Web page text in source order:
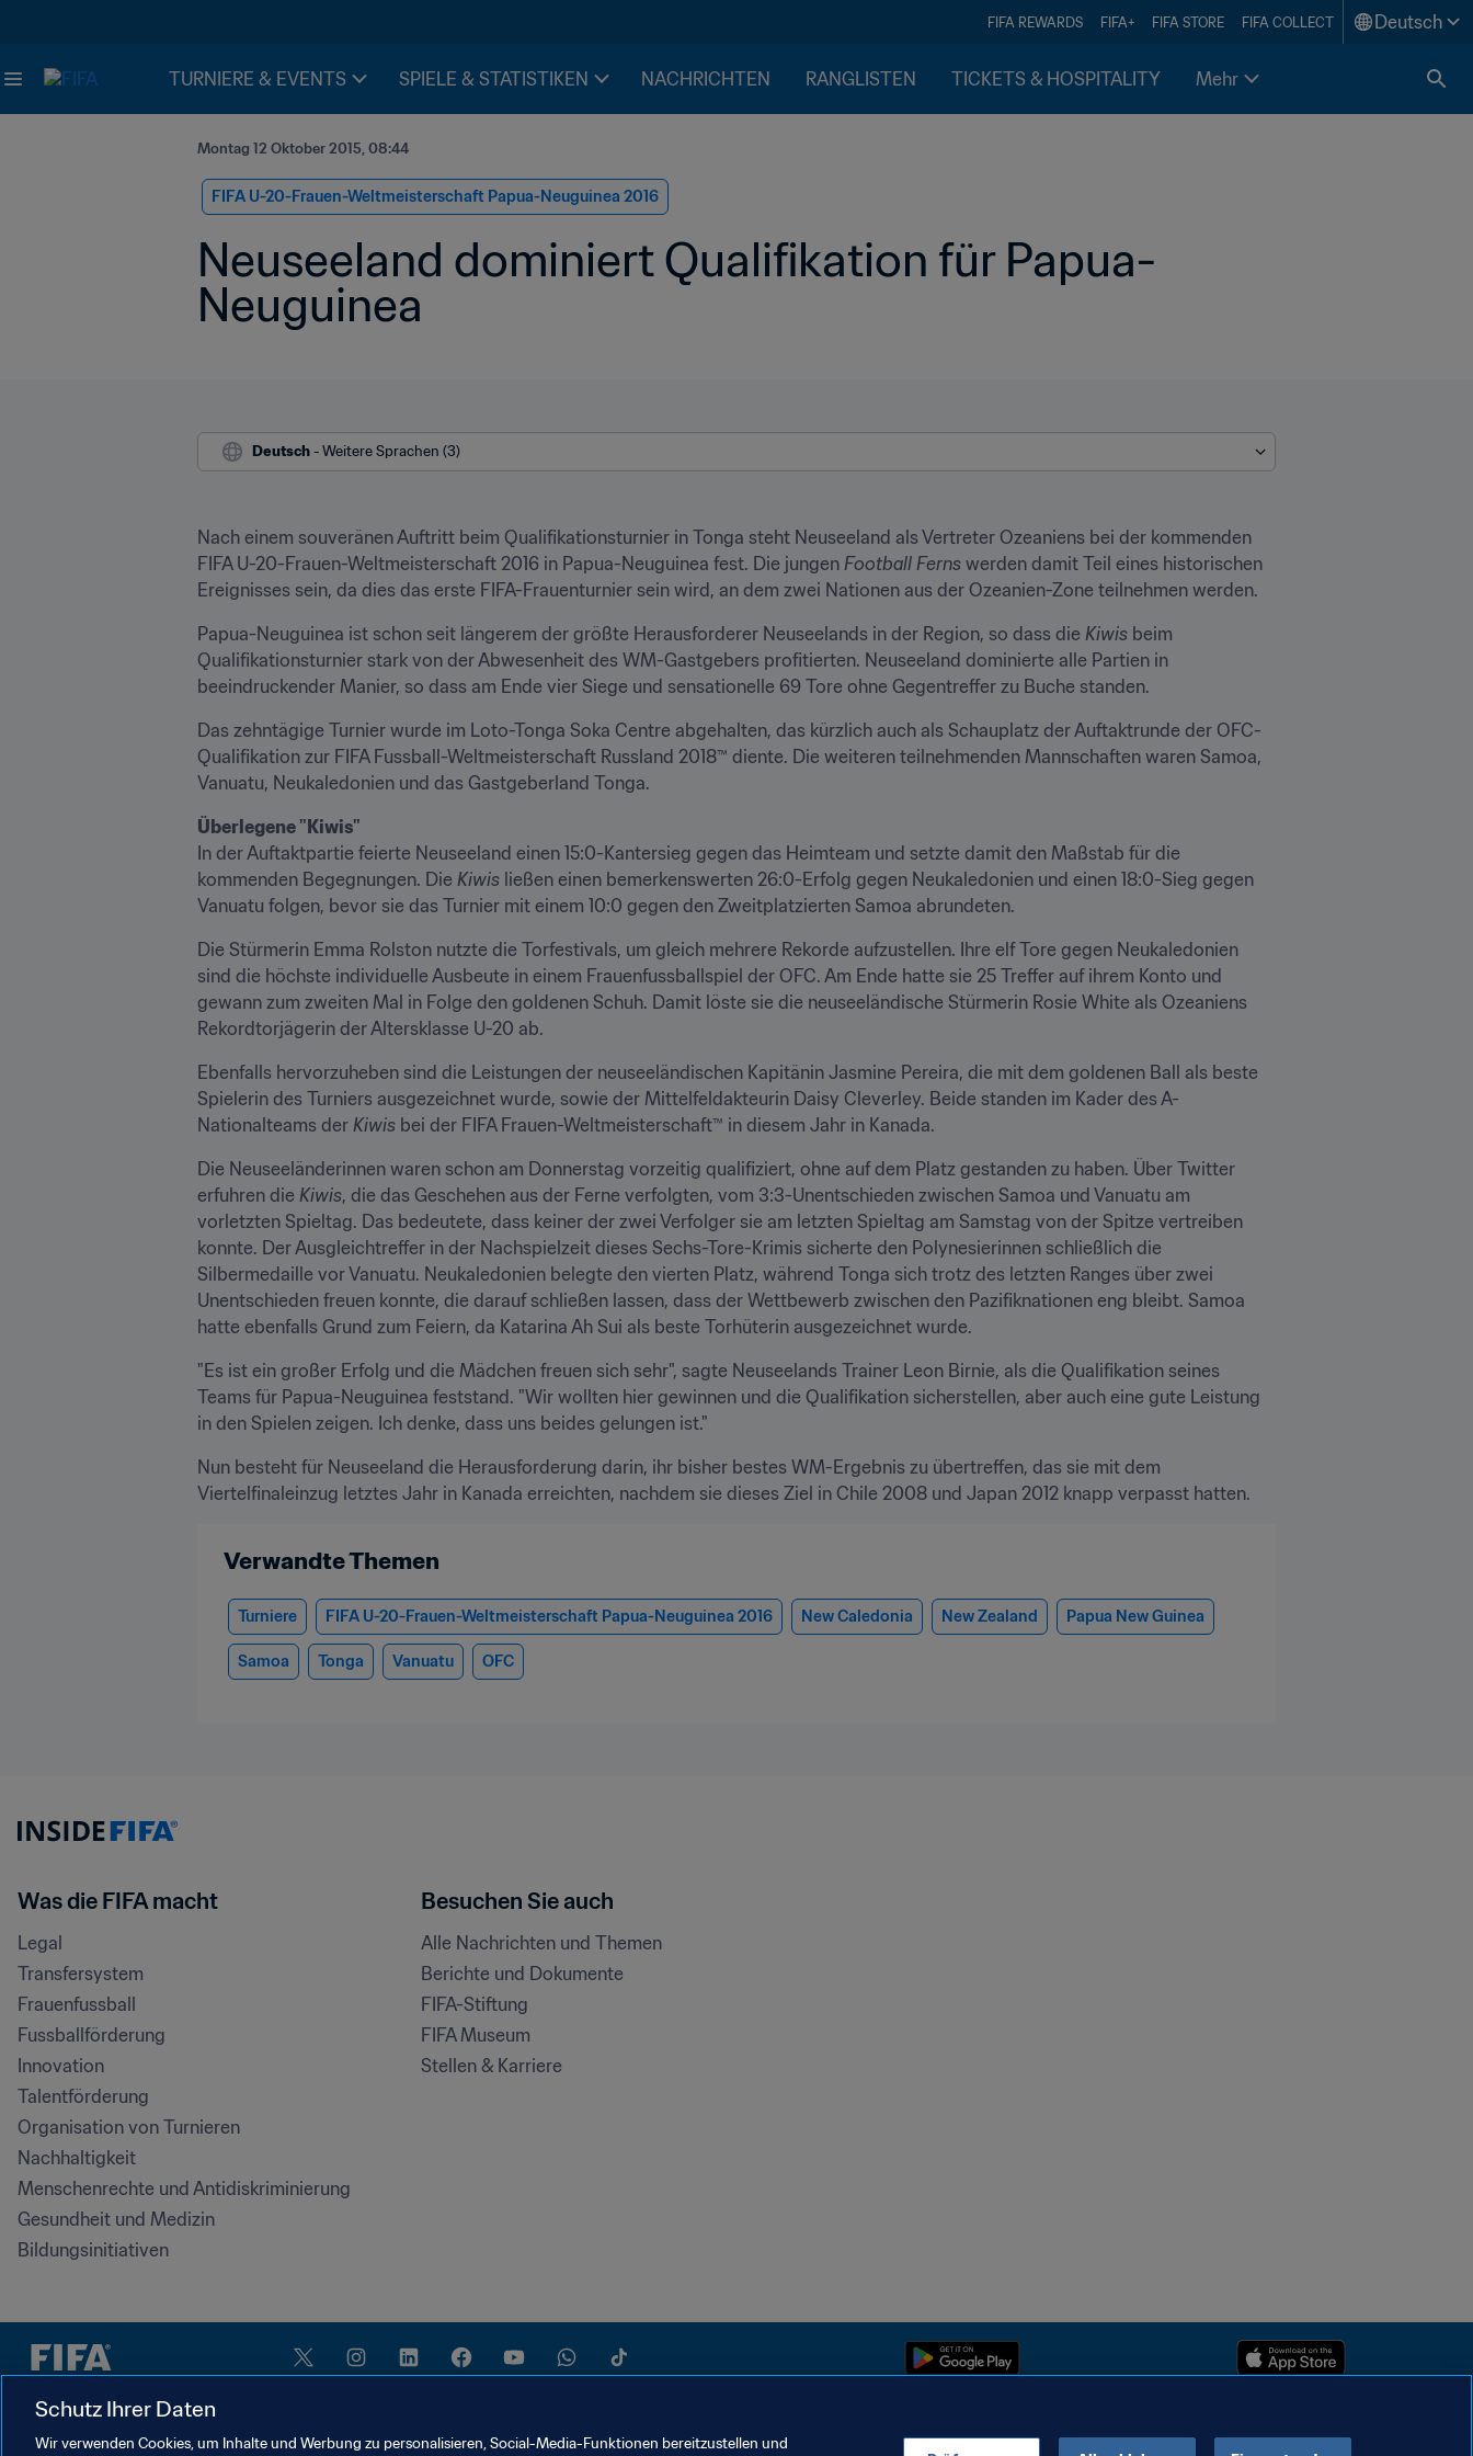
FIFA REWARDS FIFA+ FIFA STORE FIFA COLLECT Deutsch
TURNIERE & EVENTS SPIELE & STATISTIKEN NACHRICHTEN RANGLISTEN TICKETS & HOSPITALITY Mehr
Montag 12 Oktober 2015, 08:44
FIFA U-20-Frauen-Weltmeisterschaft Papua-Neuguinea 2016
Neuseeland dominiert Qualifikation für Papua-
Neuguinea
Deutsch - Weitere Sprachen (3)
Nach einem souveränen Auftritt beim Qualifikationsturnier in Tonga steht Neuseeland als Vertreter Ozeaniens bei der kommenden
FIFA U-20-Frauen-Weltmeisterschaft 2016 in Papua-Neuguinea fest. Die jungen Football Ferns werden damit Teil eines historischen
Ereignisses sein, da dies das erste FIFA-Frauenturnier sein wird, an dem zwei Nationen aus der Ozeanien-Zone teilnehmen werden.
Papua-Neuguinea ist schon seit längerem der größte Herausforderer Neuseelands in der Region, so dass die Kiwis beim
Qualifikationsturnier stark von der Abwesenheit des WM-Gastgebers profitierten. Neuseeland dominierte alle Partien in
beeindruckender Manier, so dass am Ende vier Siege und sensationelle 69 Tore ohne Gegentreffer zu Buche standen.
Das zehntägige Turnier wurde im Loto-Tonga Soka Centre abgehalten, das kürzlich auch als Schauplatz der Auftaktrunde der OFC-
Qualifikation zur FIFA Fussball-Weltmeisterschaft Russland 2018™ diente. Die weiteren teilnehmenden Mannschaften waren Samoa,
Vanuatu, Neukaledonien und das Gastgeberland Tonga.
Überlegene "Kiwis"
In der Auftaktpartie feierte Neuseeland einen 15:0-Kantersieg gegen das Heimteam und setzte damit den Maßstab für die
kommenden Begegnungen. Die Kiwis ließen einen bemerkenswerten 26:0-Erfolg gegen Neukaledonien und einen 18:0-Sieg gegen
Vanuatu folgen, bevor sie das Turnier mit einem 10:0 gegen den Zweitplatzierten Samoa abrundeten.
Die Stürmerin Emma Rolston nutzte die Torfestivals, um gleich mehrere Rekorde aufzustellen. Ihre elf Tore gegen Neukaledonien
sind die höchste individuelle Ausbeute in einem Frauenfussballspiel der OFC. Am Ende hatte sie 25 Treffer auf ihrem Konto und
gewann zum zweiten Mal in Folge den goldenen Schuh. Damit löste sie die neuseeländische Stürmerin Rosie White als Ozeaniens
Rekordtorjägerin der Altersklasse U-20 ab.
Ebenfalls hervorzuheben sind die Leistungen der neuseeländischen Kapitänin Jasmine Pereira, die mit dem goldenen Ball als beste
Spielerin des Turniers ausgezeichnet wurde, sowie der Mittelfeldakteurin Daisy Cleverley. Beide standen im Kader des A-
Nationalteams der Kiwis bei der FIFA Frauen-Weltmeisterschaft™ in diesem Jahr in Kanada.
Die Neuseeländerinnen waren schon am Donnerstag vorzeitig qualifiziert, ohne auf dem Platz gestanden zu haben. Über Twitter
erfuhren die Kiwis, die das Geschehen aus der Ferne verfolgten, vom 3:3-Unentschieden zwischen Samoa und Vanuatu am
vorletzten Spieltag. Das bedeutete, dass keiner der zwei Verfolger sie am letzten Spieltag am Samstag von der Spitze vertreiben
konnte. Der Ausgleichtreffer in der Nachspielzeit dieses Sechs-Tore-Krimis sicherte den Polynesierinnen schließlich die
Silbermedaille vor Vanuatu. Neukaledonien belegte den vierten Platz, während Tonga sich trotz des letzten Ranges über zwei
Unentschieden freuen konnte, die darauf schließen lassen, dass der Wettbewerb zwischen den Pazifiknationen eng bleibt. Samoa
hatte ebenfalls Grund zum Feiern, da Katarina Ah Sui als beste Torhüterin ausgezeichnet wurde.
"Es ist ein großer Erfolg und die Mädchen freuen sich sehr", sagte Neuseelands Trainer Leon Birnie, als die Qualifikation seines
Teams für Papua-Neuguinea feststand. "Wir wollten hier gewinnen und die Qualifikation sicherstellen, aber auch eine gute Leistung
in den Spielen zeigen. Ich denke, dass uns beides gelungen ist."
Nun besteht für Neuseeland die Herausforderung darin, ihr bisher bestes WM-Ergebnis zu übertreffen, das sie mit dem
Viertelfinaleinzug letztes Jahr in Kanada erreichten, nachdem sie dieses Ziel in Chile 2008 und Japan 2012 knapp verpasst hatten.
Verwandte Themen
Turniere FIFA U-20-Frauen-Weltmeisterschaft Papua-Neuguinea 2016 New Caledonia New Zealand Papua New Guinea
Samoa Tonga Vanuatu OFC
Was die FIFA macht
Legal
Transfersystem
Frauenfussball
Fussballförderung
Innovation
Talentförderung
Organisation von Turnieren
Nachhaltigkeit
Menschenrechte und Antidiskriminierung
Gesundheit und Medizin
Bildungsinitiativen
Besuchen Sie auch
Alle Nachrichten und Themen
Berichte und Dokumente
FIFA-Stiftung
FIFA Museum
Stellen & Karriere
Schutz Ihrer Daten
Wir verwenden Cookies, um Inhalte und Werbung zu personalisieren, Social-Media-Funktionen bereitzustellen und